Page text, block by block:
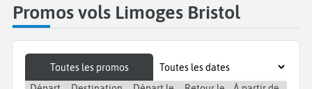
Promos vols Limoges Bristol
Toutes les promos